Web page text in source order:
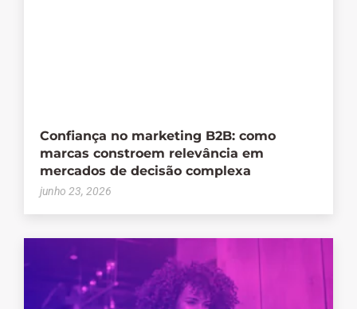
Confiança no marketing B2B: como
marcas constroem relevância em
mercados de decisão complexa
junho 23, 2026